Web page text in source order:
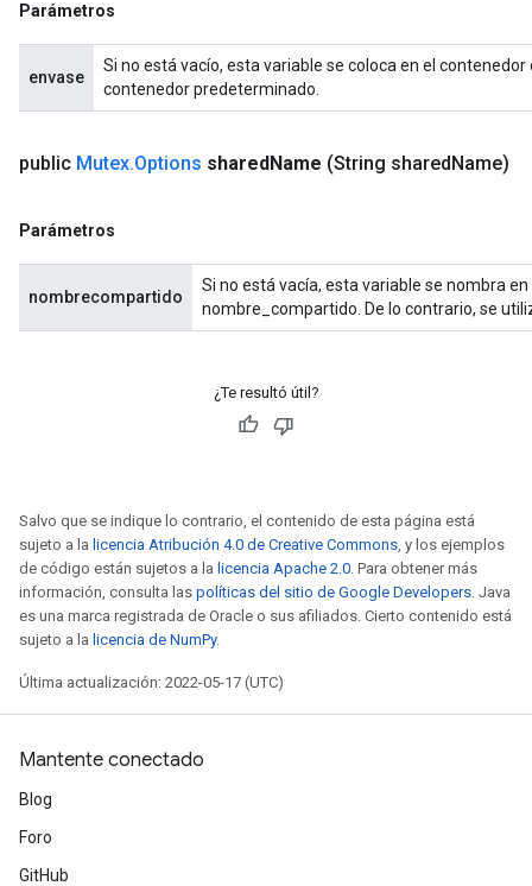
Parámetros
envase
Si no está vacío, esta variable se coloca en el
contenedor predeterminado.
public Mutex.Options sharedName (String sharedName)
Parámetros
nombrecompartido
Si no está vacía, esta variable se nombra
nombre_compartido. De lo contrario, se
¿Te resultó útil?
Salvo que se indique lo contrario, el contenido de esta página está
sujeto a la licencia Atribución 4.0 de Creative Commons, y los ejemplos
de código están sujetos a la licencia Apache 2.0. Para obtener más
información, consulta las políticas del sitio de Google Developers. Java
es una marca registrada de Oracle o sus afiliados. Cierto contenido está
sujeto a la licencia de NumPy.
Última actualización: 2022-05-17 (UTC)
Mantente conectado
Blog
Foro
GitHub